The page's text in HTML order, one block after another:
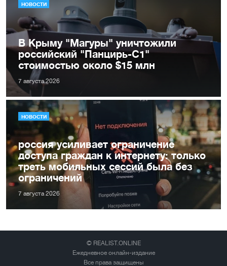
НОВОСТИ
В Крыму "Магуры" уничтожили
российский "Панцирь-С1"
стоимостью около $15 млн
7 августа 2026
НОВОСТИ
россия усиливает ограничение
доступа граждан к интернету: только
треть мобильных сессий была без
ограничений
7 августа 2026
© REALIST.ONLINE
Ежедневное онлайн-издание
Все права защищены